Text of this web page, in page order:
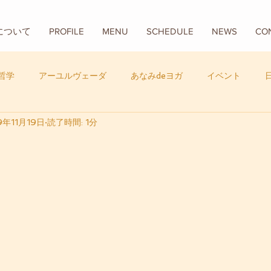
ついて PROFILE MENU SCHEDULE NEWS
学 アーユルヴェーダ あなみdeヨガ イベント
フード バリ
11月19日 読了時間: 1分